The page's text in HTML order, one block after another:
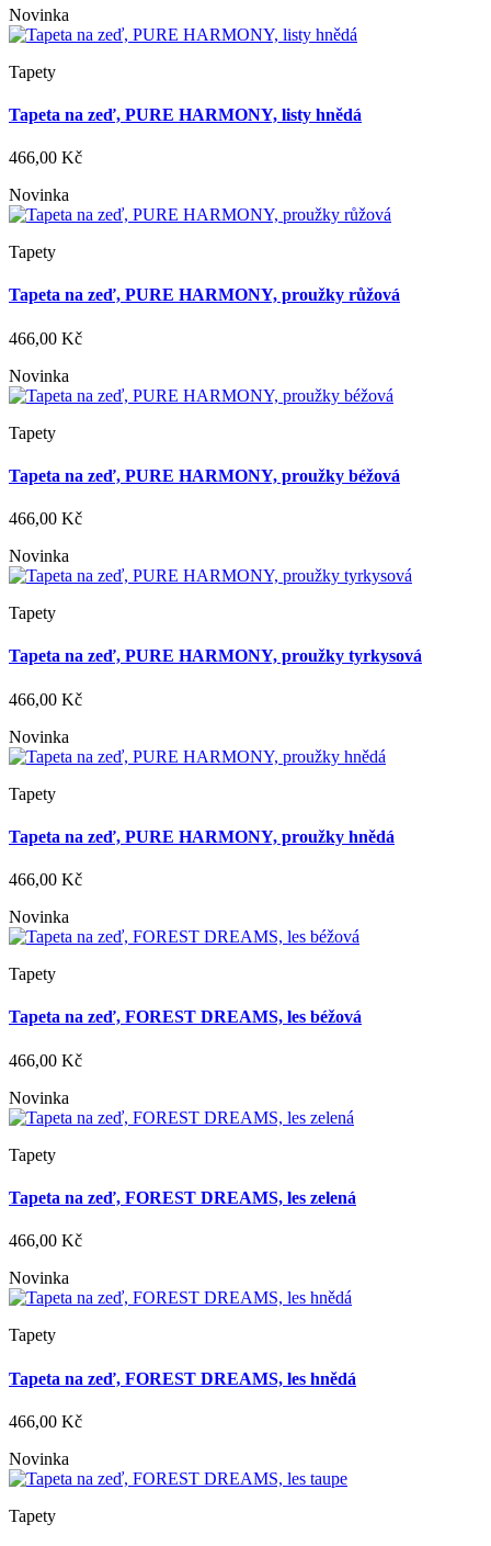
Novinka
Tapety
Tapeta na zeď, PURE HARMONY, listy hnědá
466,00 Kč
Novinka
Tapety
Tapeta na zeď, PURE HARMONY, proužky růžová
466,00 Kč
Novinka
Tapety
Tapeta na zeď, PURE HARMONY, proužky béžová
466,00 Kč
Novinka
Tapety
Tapeta na zeď, PURE HARMONY, proužky tyrkysová
466,00 Kč
Novinka
Tapety
Tapeta na zeď, PURE HARMONY, proužky hnědá
466,00 Kč
Novinka
Tapety
Tapeta na zeď, FOREST DREAMS, les béžová
466,00 Kč
Novinka
Tapety
Tapeta na zeď, FOREST DREAMS, les zelená
466,00 Kč
Novinka
Tapety
Tapeta na zeď, FOREST DREAMS, les hnědá
466,00 Kč
Novinka
Tapety